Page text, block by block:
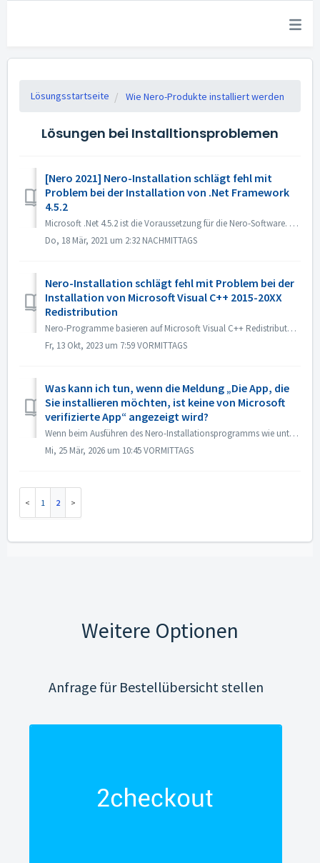
Lösungsstartseite Wie Nero-Produkte installiert werden
Lösungen bei Installtionsproblemen
[Nero 2021] Nero-Installation schlägt fehl mit
Problem bei der Installation von .Net Framework
4.5.2
Microsoft .Net 4.5.2 ist die Voraussetzung für die Nero-Software. Es ist im Windows 10 System enthalten. Auf Windows 7, 8 oder 8.1-Systemen ist es jedoch ni...
Do, 18 Mär, 2021 um 2:32 NACHMITTAGS
Nero-Installation schlägt fehl mit Problem bei der
Installation von Microsoft Visual C++ 2015-20XX
Redistribution
Nero-Programme basieren auf Microsoft Visual C++ Redistributable. Und wir haben die Installation in unseren Installer integriert. Allerdings können wir das ...
Fr, 13 Okt, 2023 um 7:59 VORMITTAGS
Was kann ich tun, wenn die Meldung „Die App, die
Sie installieren möchten, ist keine von Microsoft
verifizierte App“ angezeigt wird?
Wenn beim Ausführen des Nero-Installationsprogramms wie unten beschrieben die Fehlermeldung „Die App, die Sie installieren möchten, ist keine von Microsoft ...
Mi, 25 Mär, 2026 um 10:45 VORMITTAGS
1 2
Weitere Optionen
Anfrage für Bestellübersicht stellen